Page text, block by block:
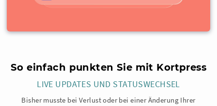
So einfach punkten Sie mit Kortpress
LIVE UPDATES UND STATUSWECHSEL
Bisher musste bei Verlust oder bei einer Änderung Ihrer